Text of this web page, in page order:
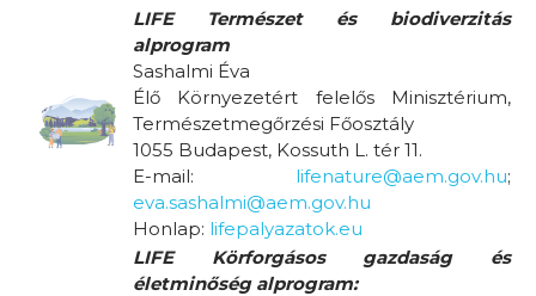
LIFE Természet és biodiverzitás
alprogram
Sashalmi Éva
Élő Környezetért felelős Minisztérium,
Természetmegőrzési Főosztály
1055 Budapest, Kossuth L. tér 11.
E-mail: lifenature@aem.gov.hu;
eva.sashalmi@aem.gov.hu
Honlap: lifepalyazatok.eu
LIFE Körforgásos gazdaság és
életminőség alprogram: